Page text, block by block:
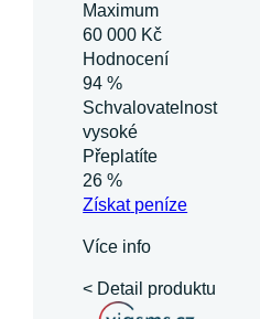
Maximum
60 000 Kč
Hodnocení
94 %
Schvalovatelnost
vysoké
Přeplatíte
26 %
Získatpeníze
Více info
< Detail produktu